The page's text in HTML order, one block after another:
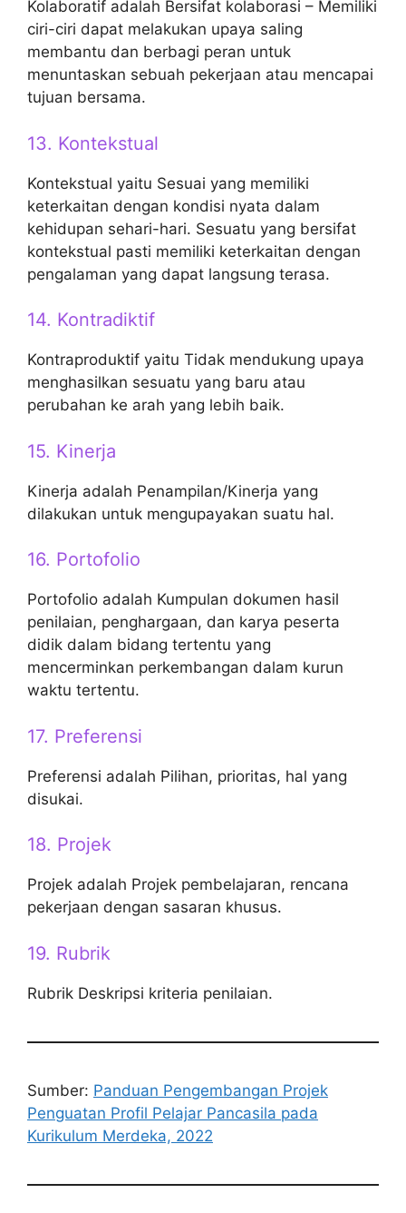
Kolaboratif adalah Bersifat kolaborasi – Memiliki
ciri-ciri dapat melakukan upaya saling
membantu dan berbagi peran untuk
menuntaskan sebuah pekerjaan atau mencapai
tujuan bersama.
13. Kontekstual
Kontekstual yaitu Sesuai yang memiliki
keterkaitan dengan kondisi nyata dalam
kehidupan sehari-hari. Sesuatu yang bersifat
kontekstual pasti memiliki keterkaitan dengan
pengalaman yang dapat langsung terasa.
14. Kontradiktif
Kontraproduktif yaitu Tidak mendukung upaya
menghasilkan sesuatu yang baru atau
perubahan ke arah yang lebih baik.
15. Kinerja
Kinerja adalah Penampilan/Kinerja yang
dilakukan untuk mengupayakan suatu hal.
16. Portofolio
Portofolio adalah Kumpulan dokumen hasil
penilaian, penghargaan, dan karya peserta
didik dalam bidang tertentu yang
mencerminkan perkembangan dalam kurun
waktu tertentu.
17. Preferensi
Preferensi adalah Pilihan, prioritas, hal yang
disukai.
18. Projek
Projek adalah Projek pembelajaran, rencana
pekerjaan dengan sasaran khusus.
19. Rubrik
Rubrik Deskripsi kriteria penilaian.
Sumber: Panduan Pengembangan Projek
Penguatan Profil Pelajar Pancasila pada
Kurikulum Merdeka, 2022